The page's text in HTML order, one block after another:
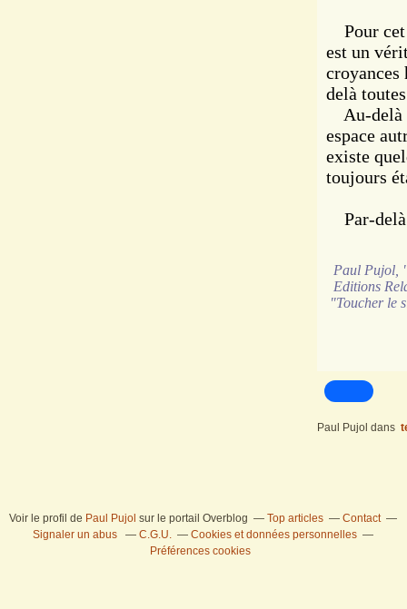
Pour cet
est un
croyances
delà
Au-delà
espace
existe
toujours
Par-delà
Paul Pujol,
Editions
"Toucher le
Paul Pujol dans
Voir le profil de Paul Pujol sur le portail Overblog Top articles
Contact
Signaler un abus
C.G.U.
Cookies et données personnelles
Préférences cookies